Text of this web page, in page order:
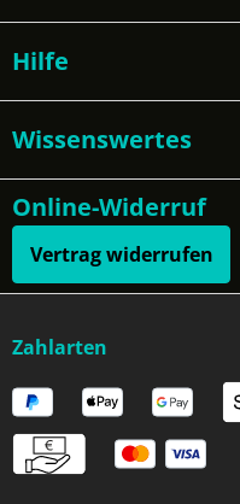
Hilfe
Wissenswertes
Online-Widerruf
Vertrag widerrufen
Zahlarten